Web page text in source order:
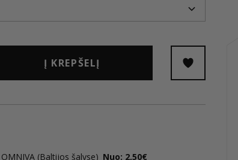
Į KREPŠELĮ
(Baltijos šalyse) Nuo: 2,50€